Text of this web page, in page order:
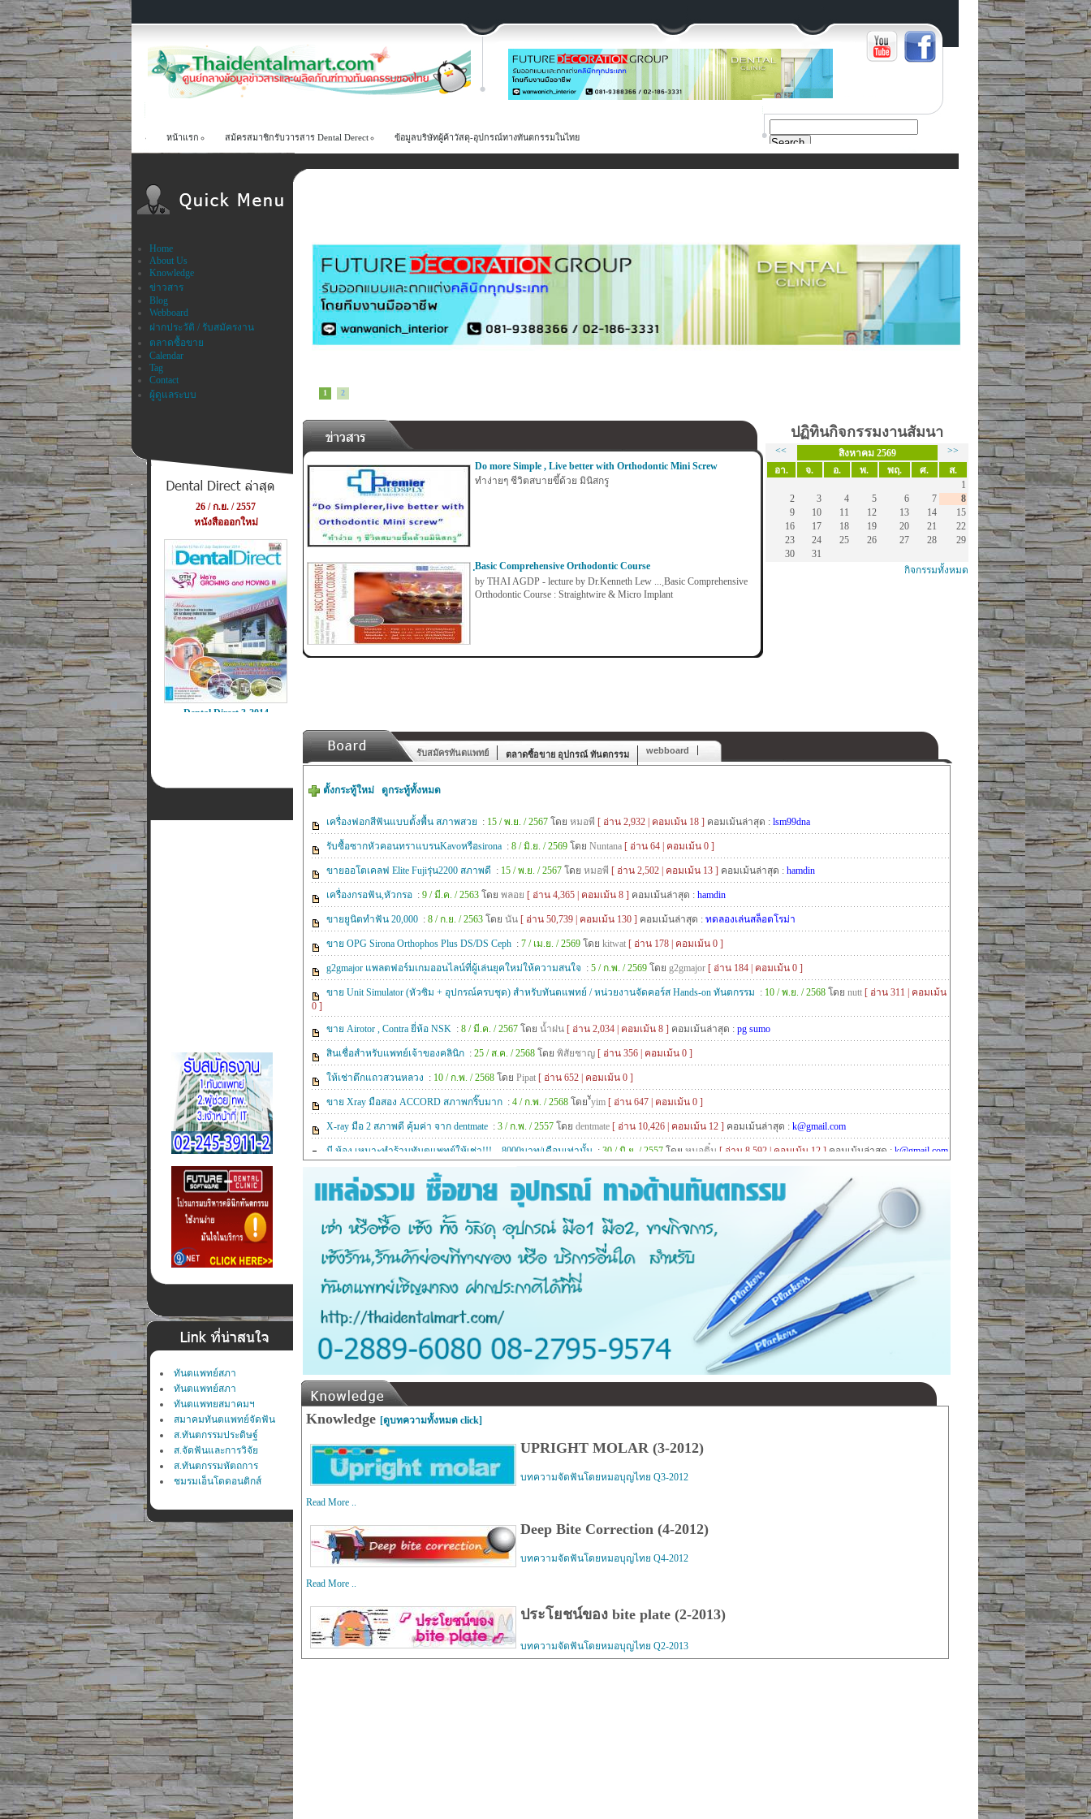
หน้าแรก สม้ครสมาชิกรับวารสาร Dental Derect ข้อมูลบริษัทผู้ค้าวัสดุ-อุปกรณ์ทางทันตกรรมในไทย Search
Home
About Us
Knowledge
ข่าวสาร
Blog
Webboard
ฝากประวัติ / รับสมัครงาน
ตลาดซื้อขาย
Calendar
Tag
Contact
ผู้ดูแลระบบ
ทันตแพทย์สภา
ทันตแพทย์สภา
ทันตแพทยสมาคมฯ
สมาคมทันตแพทย์จัดฟัน
ส.ทันตกรรมประดิษฐ์
ส.จัดฟันและการวิจัย
ส.ทันตกรรมหัตถการ
ชมรมเอ็นโดดอนติกส์
Do more Simple , Live better with Orthodontic Mini Screw
ทำง่ายๆ ชีวิตสบายขึ้ด้วย มินิสกรู
ฺBasic Comprehensive Orthodontic Course
by THAI AGDP - lecture by Dr.Kenneth Lew ... ฺBasic Comprehensive
Orthodontic Course : Straightwire & Micro Implant
ปฏิทินกิจกรรมงานสัมนา
<< สิงหาคม 2569
>>
อา.
จ. อ. พ. พฤ. ศ.
ส.
1
2
3 4 5 6 7
8
9
10 11 12 13 14
15
16
17 18 19 20 21
22
23
24 25 26 27 28
29
30
31
กิจกรรมทั้งหมด